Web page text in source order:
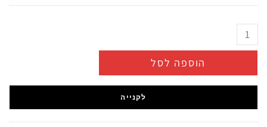
הוספה לסל
לקנייה